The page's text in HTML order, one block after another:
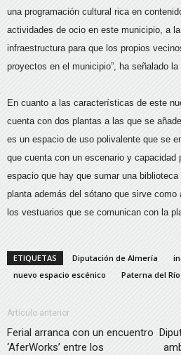
una programación cultural rica en
actividades de ocio en este municipio, a
infraestructura para que los propios
proyectos en el municipio”, ha señalado la
En cuanto a las características de este
cuenta con dos plantas a las que se
es un espacio de uso polivalente que se
que cuenta con un escenario y capacidad
espacio que hay que sumar una
planta además del sótano que sirve
los vestuarios que se comunican con la
ETIQUETAS Diputación de Almería
nuevo espacio escénico
Paterna del Río
Artículo anterior
Ferial arranca con un encuentro
‘AferWorks’ entre los